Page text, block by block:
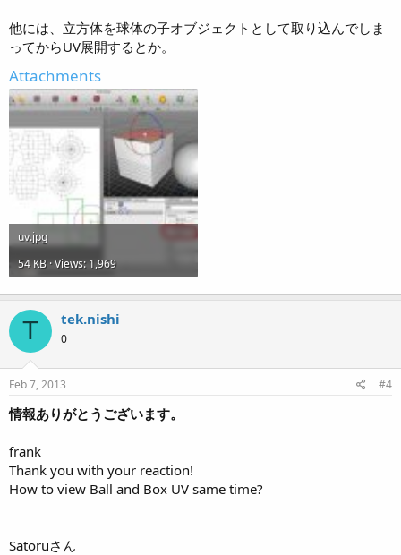
他には、立方体を球体の子オブジェクトとして取り込んでしま
ってからUV展開するとか。
Attachments
uv.jpg
54 KB · Views: 1,969
T tek.nishi
0
Feb 7, 2013 #4
情報ありがとうございます。
frank
Thank you with your reaction!
How to view Ball and Box UV same time?
Satoruさん